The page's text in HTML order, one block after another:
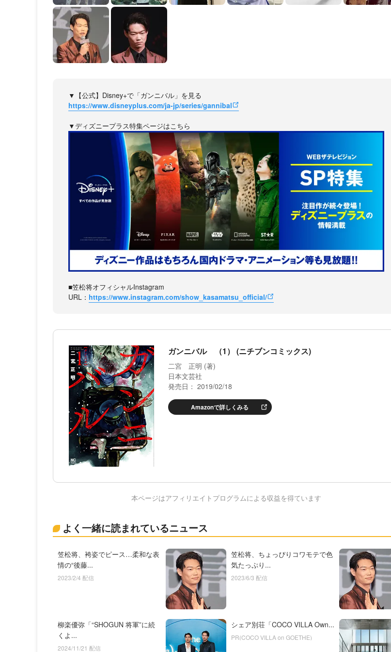
▼【公式】Disney+で「ガンニバル」を見る
https://www.disneyplus.com/ja-jp/series/gannibal
▼ディズニープラス特集ページはこちら
■笠松将オフィシャルInstagram
URL： https://www.instagram.com/show_kasamatsu_official/
ガンニバル （1） (ニチブンコミックス)
二宮 正明 (著)
日本文芸社
発売日： 2019/02/18
Amazonで詳しくみる
本ページはアフィリエイトプログラムによる収益を得ています
よく一緒に読まれているニュース
笠松将、袴姿でピース…柔和な表
情の“後藤...
2023/2/4 配信
笠松将、ちょっぴりコワモテで色
気たっぷり...
2023/6/3 配信
柳楽優弥「“SHOGUN 将軍”に続
くよ...
2024/11/21 配信
シェア別荘「COCO VILLA Own...
PR(COCO VILLA on GOETHE)